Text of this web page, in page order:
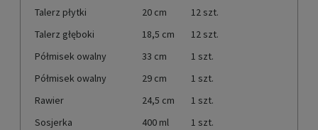
Talerz płytki
20 cm
12 szt.
Talerz głęboki
18,5 cm
12 szt.
Półmisek owalny
33 cm
1 szt.
Półmisek owalny
29 cm
1 szt.
Rawier
24,5 cm
1 szt.
Sosjerka
400 ml
1 szt.